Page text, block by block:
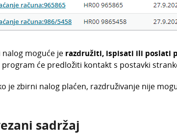
moguće je razdružiti, ispisati ili poslati
program će predložiti kontakt s postavki
je zbirni nalog plaćen, razdruživanje nije
sadržaj